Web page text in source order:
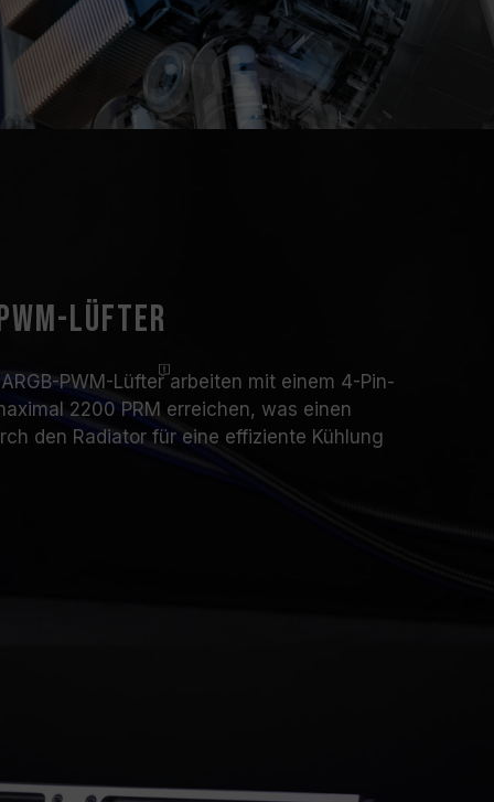
Lüfter
PWM-Lüfterarbeiten mit einem 4-Pin-
2200 PRM erreichen, was einen
den Radiator für eine effiziente Kühlung